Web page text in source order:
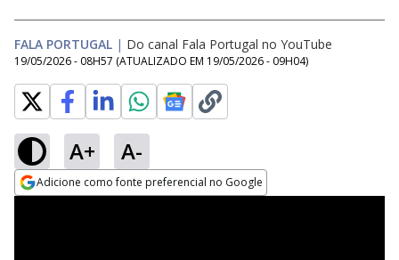
FALA PORTUGAL | Do canal Fala Portugal no YouTube
19/05/2026 - 08H57 (ATUALIZADO EM 19/05/2026 - 09H04)
A+ A-
Adicione como fonte preferencial no Google